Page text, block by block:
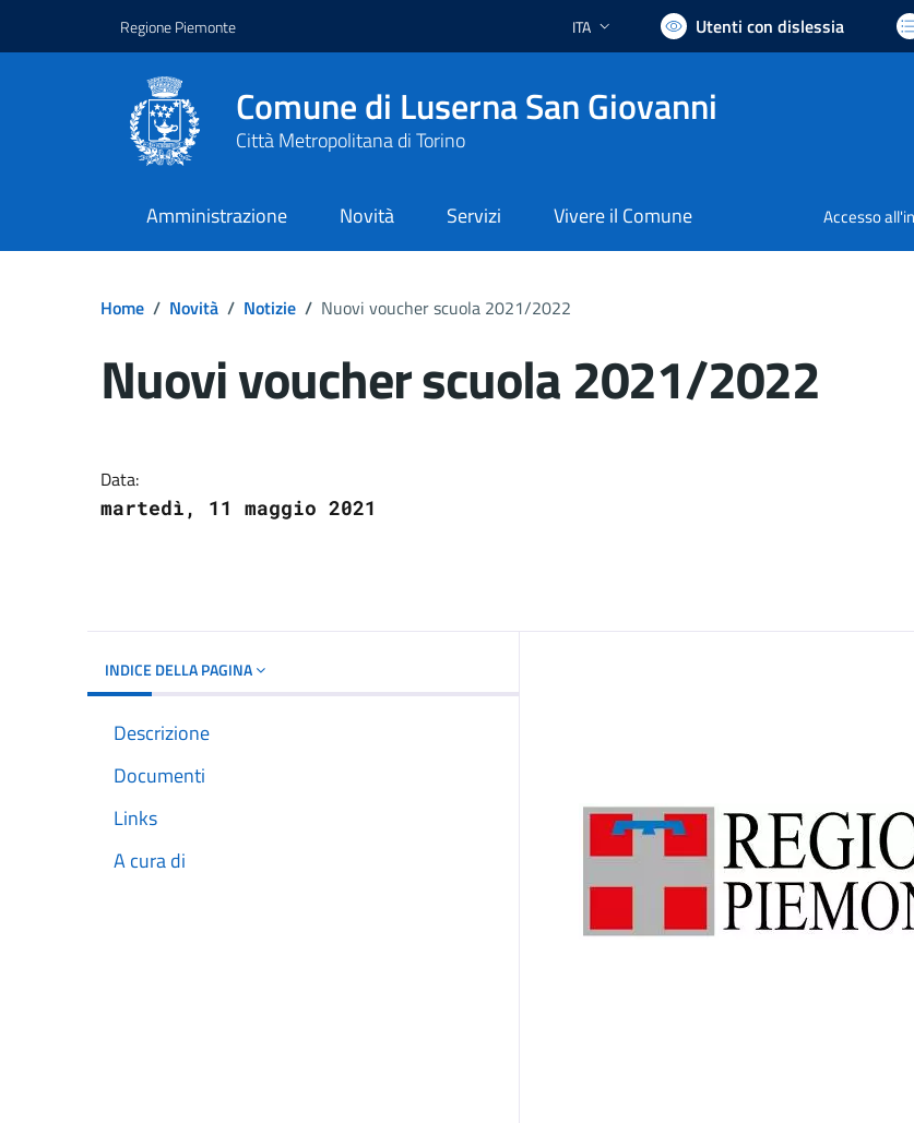
Regione Piemonte Lingua attiva:
ITA Utenti con dislessia
Comune di Luserna San Giovanni
Città Metropolitana di Torino
Amministrazione Novità Servizi Vivere il Comune Accesso
Home / Novità / Notizie / Nuovi voucher scuola 2021/2022
Nuovi voucher scuola 2021/2022
Data:
martedì, 11 maggio 2021
INDICE DELLA PAGINA
Descrizione
Documenti
Links
A cura di